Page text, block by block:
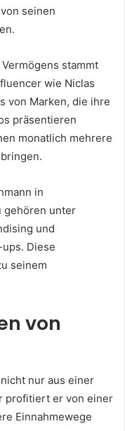
seinen
stammt
wie Niclas
von Marken, die ihre
präsentieren
monatlich mehrere
in
gehören unter
und
Diese
seinem
von
nur aus einer
profitiert er von einer
Einnahmewege